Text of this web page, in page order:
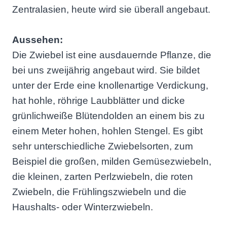
Zentralasien, heute wird sie überall angebaut.
Aussehen:
Die Zwiebel ist eine ausdauernde Pflanze, die
bei uns zweijährig angebaut wird. Sie bildet
unter der Erde eine knollenartige Verdickung,
hat hohle, röhrige Laubblätter und dicke
grünlichweiße Blütendolden an einem bis zu
einem Meter hohen, hohlen Stengel. Es gibt
sehr unterschiedliche Zwiebelsorten, zum
Beispiel die großen, milden Gemüsezwiebeln,
die kleinen, zarten Perlzwiebeln, die roten
Zwiebeln, die Frühlingszwiebeln und die
Haushalts- oder Winterzwiebeln.